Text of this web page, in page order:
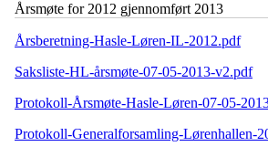
Årsmøte for 2012 gjennomført 2013
Årsberetning-Hasle-Løren-IL-2012.pdf
Saksliste-HL-årsmøte-07-05-2013-v2.pdf
Protokoll-Årsmøte-Hasle-Løren-07-05-
Protokoll-Generalforsamling-Lørenhallen-